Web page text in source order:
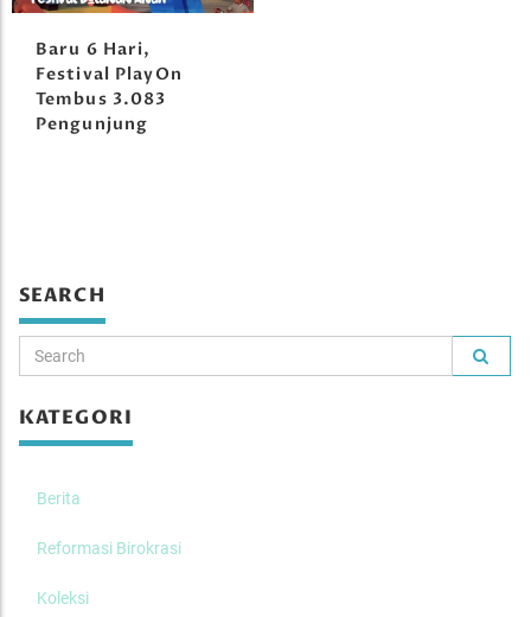
Baru 6 Hari,
Festival PlayOn
Tembus 3.083
Pengunjung
SEARCH
KATEGORI
Berita
Reformasi Birokrasi
Koleksi